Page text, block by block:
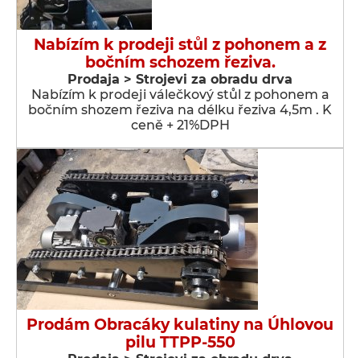
Nabízím k prodeji stůl z pohonem a z
bočním schozem řeziva.
Prodaja > Strojevi za obradu drva
Nabízím k prodeji válečkový stůl z pohonem a
bočním shozem řeziva na délku řeziva 4,5m . K
ceně + 21%DPH
Prodám Obracáky kulatiny na Úhlovou
pilu TTPP-550